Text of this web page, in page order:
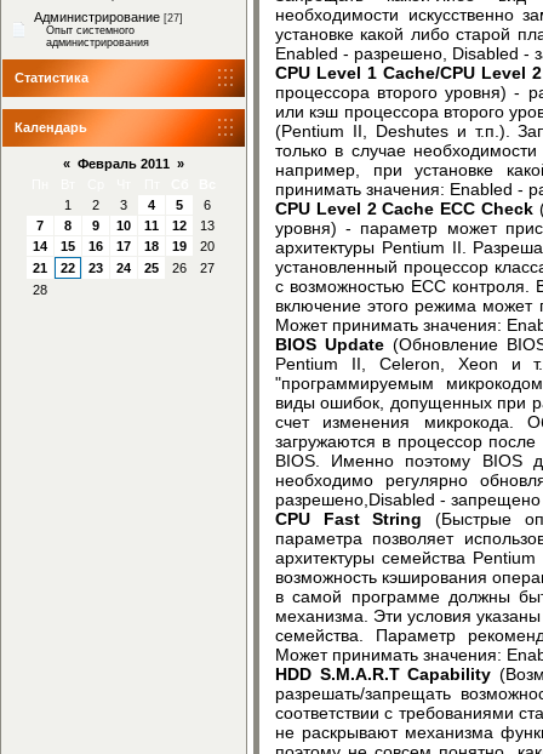
Администрирование [27]
Опыт системного
администрирования
Статистика
Календарь
« Февраль 2011 »
1
2 3 4 5
6
7
8 9 10 11 12
13
14
15 16 17 18 19
20
21
22 23 24 25 26
27
28
необходимости искусственно
установке какой либо старой
Enabled - разрешено, Disabled -
CPU Level 1 Cache/CPU Level
процессора второго уровня) -
или кэш процессора второго
(Pentium II, Deshutes и т.п.).
только в случае
например, при установке
принимать значения: Enabled -
CPU Level 2 Cache ECC Check
уровня) - параметр может
архитектуры Pentium II.
установленный процессор
с возможностью ECC
включение этого режима может
Может принимать значения:
BIOS Update (Обновление
Pentium II, Celeron, Xeon и
"программируемым
виды ошибок, допущенных при
счет изменения микрокода.
загружаются в процессор
BIOS. Именно поэтому BIOS
необходимо регулярно
разрешено,Disabled - запрещено
CPU Fast String (Быстрые
параметра позволяет
архитектуры семейства
возможность кэширования
в самой программе должны
механизма. Эти условия
семейства. Параметр
Может принимать значения:
HDD S.M.A.R.T Capability
разрешать/запрещать
соответствии с требованиями
не раскрывают механизма